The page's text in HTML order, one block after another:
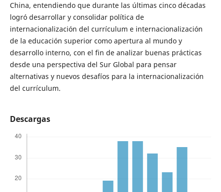
China, entendiendo que durante las últimas cinco décadas
logró desarrollar y consolidar política de
internacionalización del currículum e internacionalización
de la educación superior como apertura al mundo y
desarrollo interno, con el fin de analizar buenas prácticas
desde una perspectiva del Sur Global para pensar
alternativas y nuevos desafíos para la internacionalización
del currículum.
Descargas